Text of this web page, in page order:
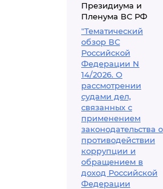
Президиума и
Пленума ВС РФ
"Тематический
обзор ВС
Российской
Федерации N
14/2026. О
рассмотрении
судами дел,
связанных с
применением
законодательства о
противодействии
коррупции и
обращением в
доход Российской
Федерации